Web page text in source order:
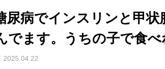
尿病でインスリンと甲
でます。うちの子で食べ
2025.04.22